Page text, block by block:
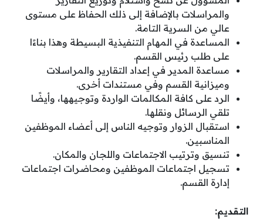
والمراسلات بالإضافة إلى ذلك الحفاظ على مستوى
عالي من السرية التامة.
المساعدة في المهام التنفيذية البسيطة وهذا بناءًا
على طلب رئيس القسم.
مساعدة المدير في إعداد التقارير والمراسلات
وميزانية القسم وفي مستندات أخرى.
الرد على كافة المكالمات الواردة وتوجيهها، وأيضًا
تلقي الرسائل ونقلها.
استقبال الزوار وتوجيه الناس إلى أعضاء الموظفين
المناسبين.
تنسيق وترتيب الاجتماعات واللجان والمكان.
تسجيل اجتماعات الموظفين ومحاضرات اجتماعات
إدارة القسم.
التقديم: